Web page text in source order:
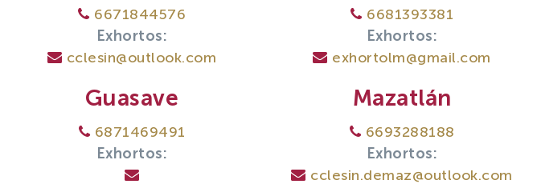
6671844576
Exhortos:
cclesin@outlook.com
6681393381
Exhortos:
exhortolm@gmail.com
Guasave
6871469491
Exhortos:
Mazatlán
6693288188
Exhortos:
cclesin.demaz@outlook.com